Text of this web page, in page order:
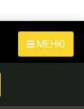
МЕНЮ